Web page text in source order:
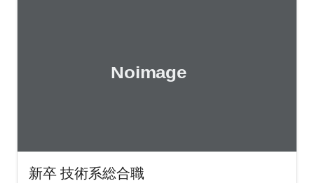
新卒 技術系総合職